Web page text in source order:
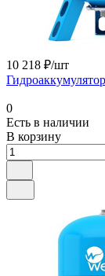
10 218 ₽/шт
0
Есть в наличии
В корзину